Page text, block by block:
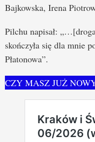
Bajkowska, Irena
Pilchu napisał:
skończyła się dla mnie
Płatonowa”.
CZY MASZ JUŻ